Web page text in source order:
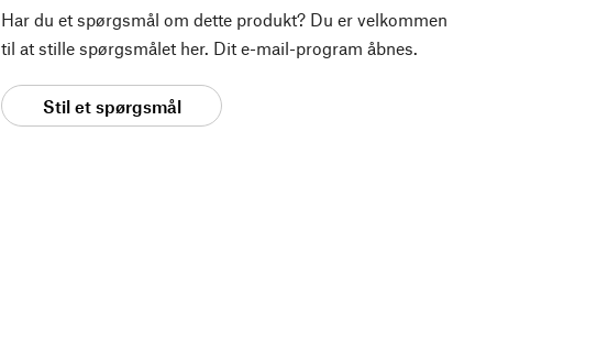
Har du et spørgsmål om dette produkt? Du er velkommen
til at stille spørgsmålet her. Dit e-mail-program åbnes.
Stil et spørgsmål